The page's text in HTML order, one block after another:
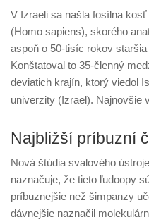
V Izraeli sa našla fosílna
(Homo sapiens), skorého
aspoň o 50-tisíc rokov
Konštatoval to 35-členný
deviatich krajín, ktorý viedol
univerzity (Izrael). Najnovšie
Najbližší príbuzní
Nová štúdia svalového
naznačuje, že tieto ľudoopy
príbuznejšie než šimpanzy
dávnejšie naznačil